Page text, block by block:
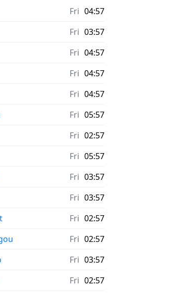
Fri 04:57
Fri 03:57
Fri 04:57
Fri 04:57
Fri 04:57
Fri 05:57
Fri 02:57
Fri 05:57
Fri 03:57
Fri 03:57
Fri 02:57
Fri 02:57
Fri 03:57
Fri 02:57